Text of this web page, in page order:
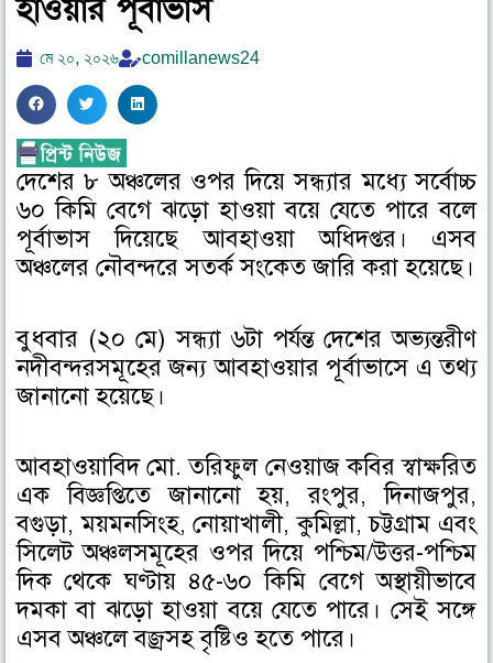
হাওয়ার পূর্বাভাস
মে ২০, ২০২৬ comillanews24
S
h
a
r
e
o
n
c
e
b
k
S
h
a
r
e
t
t
S
h
r
e
n
k
e
n
দেশের ৮ অঞ্চলের ওপর দিয়ে সন্ধ্যার মধ্যে সর্বোচ্চ
৬০ কিমি বেগে ঝড়ো হাওয়া বয়ে যেতে পারে বলে
পূর্বাভাস দিয়েছে আবহাওয়া অধিদপ্তর। এসব
অঞ্চলের নৌবন্দরে সতর্ক সংকেত জারি করা হয়েছে।
বুধবার (২০ মে) সন্ধ্যা ৬টা পর্যন্ত দেশের অভ্যন্তরীণ
নদীবন্দরসমূহের জন্য আবহাওয়ার পূর্বাভাসে এ তথ্য
জানানো হয়েছে।
আবহাওয়াবিদ মো. তরিফুল নেওয়াজ কবির স্বাক্ষরিত
এক বিজ্ঞপ্তিতে জানানো হয়, রংপুর, দিনাজপুর,
বগুড়া, ময়মনসিংহ, নোয়াখালী, কুমিল্লা, চট্টগ্রাম এবং
সিলেট অঞ্চলসমূহের ওপর দিয়ে পশ্চিম/উত্তর-পশ্চিম
দিক থেকে ঘণ্টায় ৪৫-৬০ কিমি বেগে অস্থায়ীভাবে
দমকা বা ঝড়ো হাওয়া বয়ে যেতে পারে। সেই সঙ্গে
এসব অঞ্চলে বজ্রসহ বৃষ্টিও হতে পারে।